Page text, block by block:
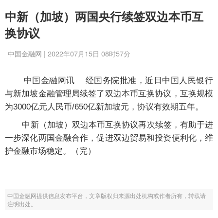
中新（加坡）两国央行续签双边本币互
换协议
中国金融网 | 2022年07月15日 08时57分
中国金融网讯 经国务院批准，近日中国人民银行
与新加坡金融管理局续签了双边本币互换协议，互换规模
为3000亿元人民币/650亿新加坡元，协议有效期五年。
中新（加坡）双边本币互换协议再次续签，有助于进
一步深化两国金融合作，促进双边贸易和投资便利化，维
护金融市场稳定。（完）
中国金融网提供信息发布平台，文章版权归来源出处机构或作者所有，转载请
注明出处。